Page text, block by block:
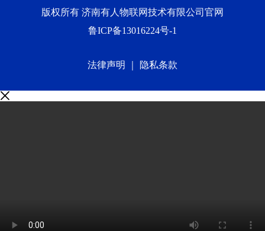
版权所有 济南有人物联网技术有限公司官网
鲁ICP备13016224号-1
法律声明 隐私条款